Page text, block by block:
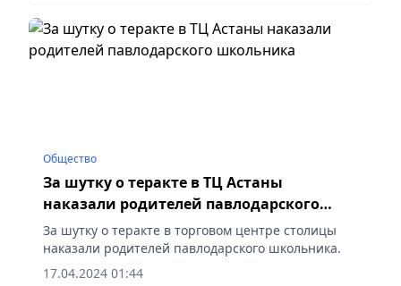
Общество
За шутку о теракте в ТЦ Астаны
наказали родителей павлодарского
школьника
За шутку о теракте в торговом центре столицы
наказали родителей павлодарского школьника.
17.04.2024 01:44